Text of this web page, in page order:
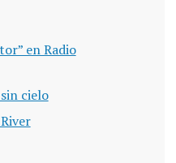
en Radio
cielo